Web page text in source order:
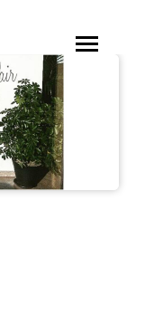
Toggle